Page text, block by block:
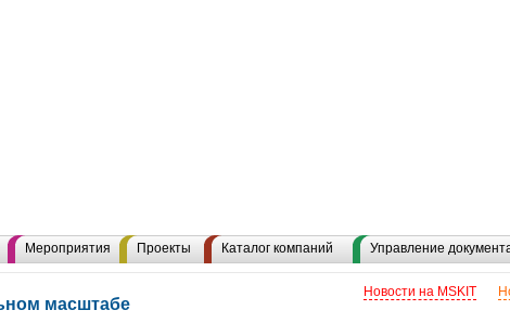
Мероприятия Проекты Каталог компаний Управление
Новости на MSKIT
масштабе